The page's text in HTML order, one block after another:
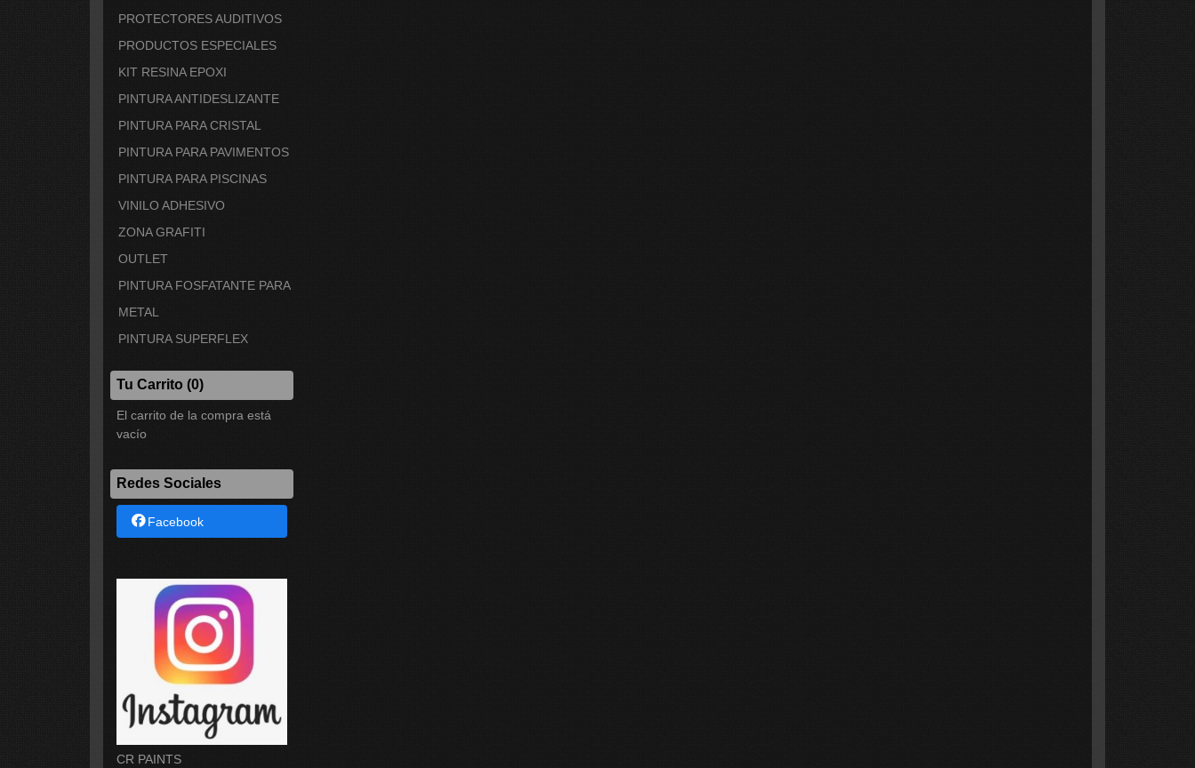
PROTECTORES AUDITIVOS
PRODUCTOS ESPECIALES
KIT RESINA EPOXI
PINTURA ANTIDESLIZANTE
PINTURA PARA CRISTAL
PINTURA PARA PAVIMENTOS
PINTURA PARA PISCINAS
VINILO ADHESIVO
ZONA GRAFITI
OUTLET
PINTURA FOSFATANTE PARA
METAL
PINTURA SUPERFLEX
Tu Carrito (0)
El carrito de la compra está
vacío
Redes Sociales
Facebook
CR PAINTS